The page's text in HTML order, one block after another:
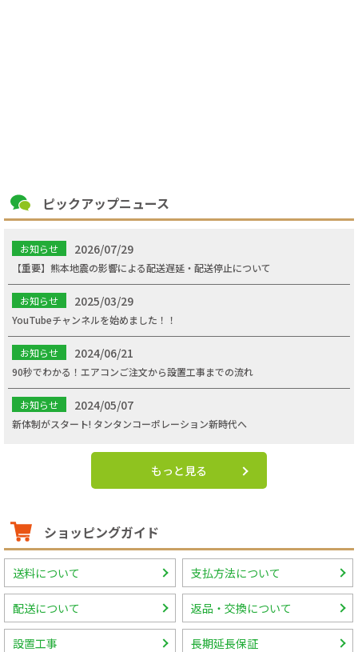
ピックアップニュース
お知らせ 2026/07/29
【重要】熊本地震の影響による配送遅延・配送停止について
お知らせ 2025/03/29
YouTubeチャンネルを始めました！！
お知らせ 2024/06/21
90秒でわかる！エアコンご注文から設置工事までの流れ
お知らせ 2024/05/07
新体制がスタート! タンタンコーポレーション新時代へ
もっと見る
ショッピングガイド
送料について 支払方法について
配送について 返品・交換について
設置工事 長期延長保証